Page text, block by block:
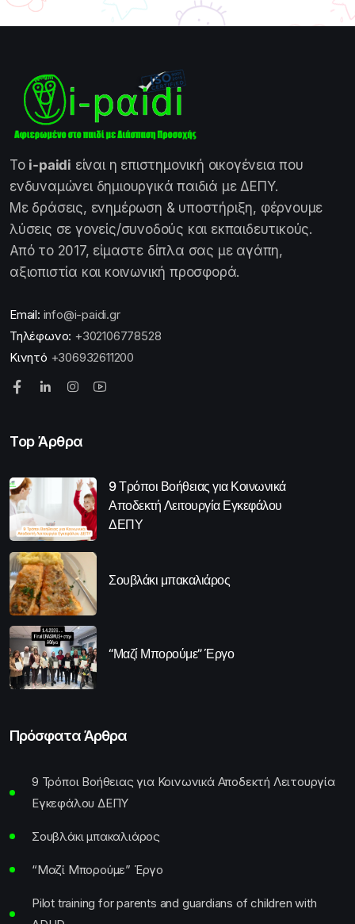
Το i-paidi είναι η επιστημονική οικογένεια που
ενδυναμώνει δημιουργικά παιδιά με ΔΕΠΥ.
Με δράσεις, ενημέρωση & υποστήριξη, φέρνουμε
λύσεις σε γονείς/συνοδούς και εκπαιδευτικούς.
Από το 2017, είμαστε δίπλα σας με αγάπη,
αξιοπιστία και κοινωνική προσφορά.
Email: info@i-paidi.gr
Τηλέφωνο: +302106778528
Κινητό +306932611200
Top Άρθρα
9 Τρόποι Βοήθειας για Κοινωνικά
Αποδεκτή Λειτουργία Εγκεφάλου
ΔΕΠΥ
Σουβλάκι μπακαλιάρος
“Μαζί Μπορούμε” Έργο
Πρόσφατα Άρθρα
9 Τρόποι Βοήθειας για Κοινωνικά Αποδεκτή Λειτουργία
Εγκεφάλου ΔΕΠΥ
Σουβλάκι μπακαλιάρος
“Μαζί Μπορούμε” Έργο
Pilot training for parents and guardians of children with